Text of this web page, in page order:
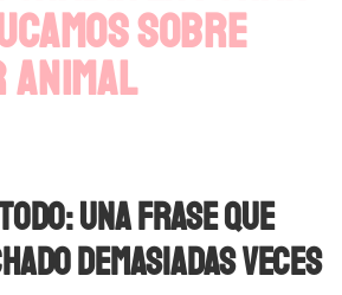
sobre
una frase que
demasiadas veces